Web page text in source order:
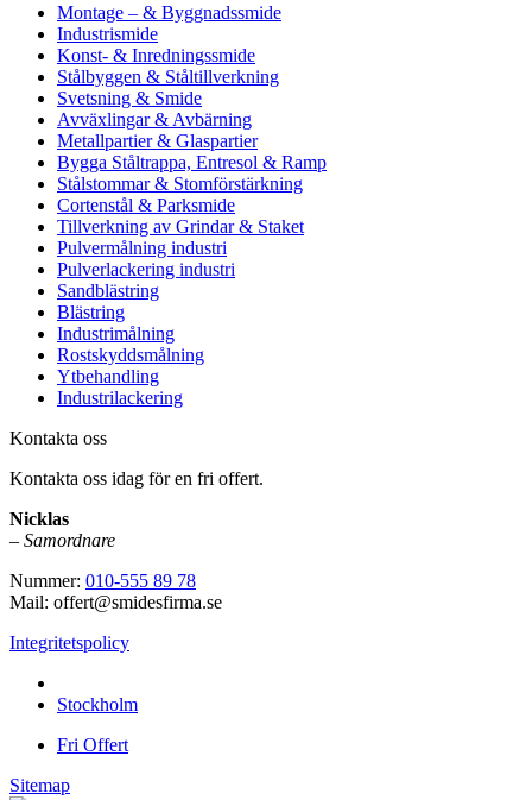
Montage – & Byggnadssmide
Industrismide
Konst- & Inredningssmide
Stålbyggen & Ståltillverkning
Svetsning & Smide
Avväxlingar & Avbärning
Metallpartier & Glaspartier
Bygga Ståltrappa, Entresol & Ramp
Stålstommar & Stomförstärkning
Cortenstål & Parksmide
Tillverkning av Grindar & Staket
Pulvermålning industri
Pulverlackering industri
Sandblästring
Blästring
Industrimålning
Rostskyddsmålning
Ytbehandling
Industrilackering
Kontakta oss
Kontakta oss idag för en fri offert.
Nicklas
– Samordnare
Nummer: 010-555 89 78
Mail: offert@smidesfirma.se
Integritetspolicy
Stockholm
Fri Offert
Sitemap